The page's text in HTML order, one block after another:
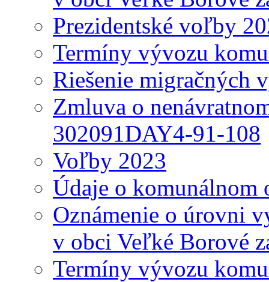
Prezidentské voľby
Termíny vývozu
Riešenie migračných
Zmluva o
302091DAY4-91-108
Voľby 2023
Údaje o komunálnom
Oznámenie o úrovni
v obci Veľké Borové
Termíny vývozu